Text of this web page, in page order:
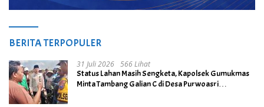
BERITA TERPOPULER
31 Juli 2026 566 Lihat
Status Lahan Masih Sengketa, Kapolsek Gumukmas
Minta Tambang Galian C di Desa Purwoasri